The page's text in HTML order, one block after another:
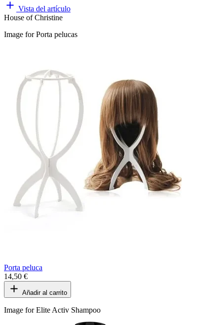
Vista del artículo
House of Christine
Image for Porta pelucas
Porta peluca
14,50 €
Añadir al carrito
Image for Elite Activ Shampoo